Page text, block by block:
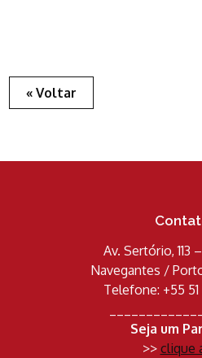
« Voltar
Av. Sertório, 113
Navegantes /
Telefone: +55
Seja um
>> clique